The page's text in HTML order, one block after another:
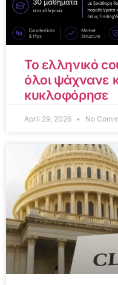
Το ελληνικό
όλοι ψάχνανε
κυκλοφόρησε
April 29, 2026 No